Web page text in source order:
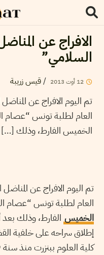
الافراج عن
السلامي”
12 أوت 2013
/قيس زريبة
تم اليوم الافراج عن
العام لطلبة تونس “عصام
الخميس الفارط، وذلك […]
تم اليوم الافراج عن
العام لطلبة تونس “عصام
الخميس الفارط، وذلك بعد
إطلاق سراحه على خلفية
كلية العلوم ببنزرت منذ سنة 2009.